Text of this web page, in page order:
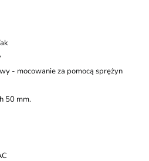
- mocowanie za pomocą sprężyn
50 mm.